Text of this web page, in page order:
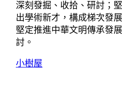
深刻發掘、收拾、研討；
出學術新才，構成梯次發
堅定推進中華文明傳承發
討。
小樹屋